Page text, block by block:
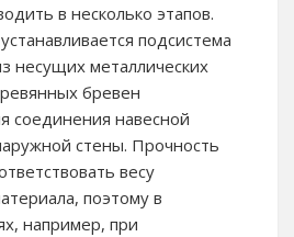
в несколько этапов.
подсистема
несущих металлических
бревен
соединения навесной
стены. Прочность
весу
поэтому в
например, при